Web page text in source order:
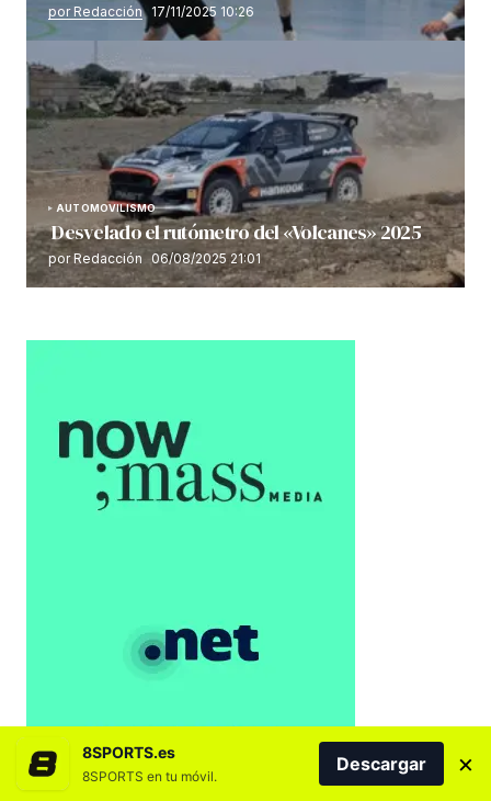
por Redacción 17/11/2025 10:26
AUTOMOVILISMO
Desvelado el rutómetro del «Volcanes» 2025
por Redacción 06/08/2025 21:01
8SPORTS.es
8SPORTS en tu móvil.
Descargar ×